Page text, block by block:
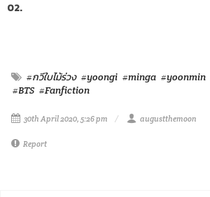
02.
#กวีใบไม้ร่วง #yoongi #minga #yoonmin
#BTS #Fanfiction
30th April 2020, 5:26 pm augustthemoon
Report